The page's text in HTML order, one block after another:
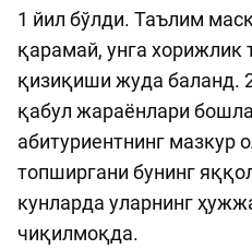
1 йил бўлди. Таълим
қарамай, унга хорижлик
қизиқиши жуда баланд.
қабул жараёнлари
абитуриентнинг мазкур
топширгани бунинг
кунларда уларнинг
чиқилмоқда.